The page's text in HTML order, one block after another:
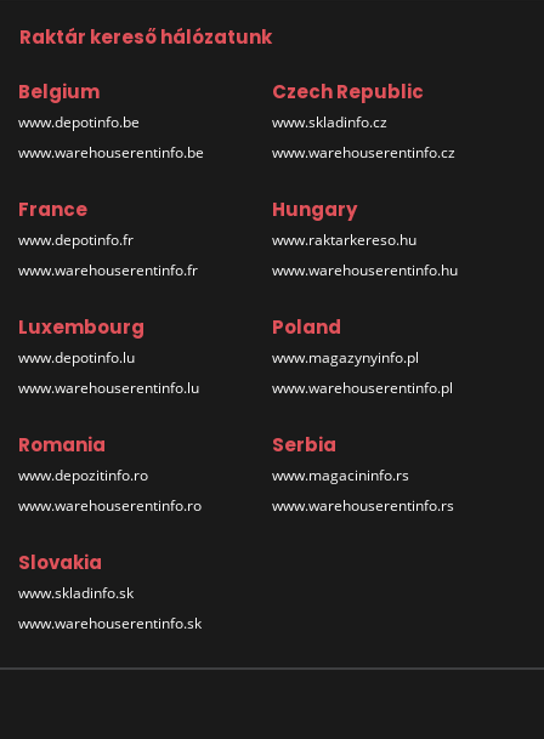
Raktár kereső hálózatunk
Belgium
www.depotinfo.be
www.warehouserentinfo.be
Czech Republic
www.skladinfo.cz
www.warehouserentinfo.cz
France
www.depotinfo.fr
www.warehouserentinfo.fr
Hungary
www.raktarkereso.hu
www.warehouserentinfo.hu
Luxembourg
www.depotinfo.lu
www.warehouserentinfo.lu
Poland
www.magazynyinfo.pl
www.warehouserentinfo.pl
Romania
www.depozitinfo.ro
www.warehouserentinfo.ro
Serbia
www.magacininfo.rs
www.warehouserentinfo.rs
Slovakia
www.skladinfo.sk
www.warehouserentinfo.sk